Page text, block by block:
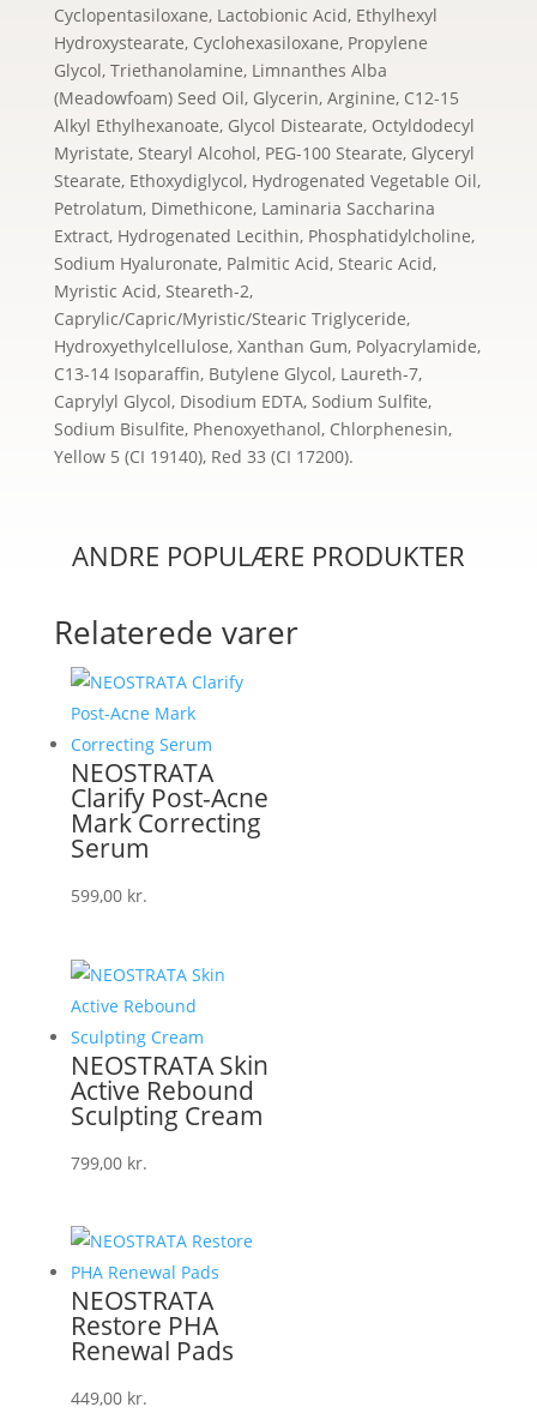
Cyclopentasiloxane, Lactobionic Acid, Ethylhexyl
Hydroxystearate, Cyclohexasiloxane, Propylene
Glycol, Triethanolamine, Limnanthes Alba
(Meadowfoam) Seed Oil, Glycerin, Arginine, C12-15
Alkyl Ethylhexanoate, Glycol Distearate, Octyldodecyl
Myristate, Stearyl Alcohol, PEG-100 Stearate, Glyceryl
Stearate, Ethoxydiglycol, Hydrogenated Vegetable Oil,
Petrolatum, Dimethicone, Laminaria Saccharina
Extract, Hydrogenated Lecithin, Phosphatidylcholine,
Sodium Hyaluronate, Palmitic Acid, Stearic Acid,
Myristic Acid, Steareth-2,
Caprylic/Capric/Myristic/Stearic Triglyceride,
Hydroxyethylcellulose, Xanthan Gum, Polyacrylamide,
C13-14 Isoparaffin, Butylene Glycol, Laureth-7,
Caprylyl Glycol, Disodium EDTA, Sodium Sulfite,
Sodium Bisulfite, Phenoxyethanol, Chlorphenesin,
Yellow 5 (CI 19140), Red 33 (CI 17200).
ANDRE POPULÆRE PRODUKTER
Relaterede varer
NEOSTRATA
Clarify Post-Acne
Mark Correcting
Serum
599,00 kr.
NEOSTRATA Skin
Active Rebound
Sculpting Cream
799,00 kr.
NEOSTRATA
Restore PHA
Renewal Pads
449,00 kr.